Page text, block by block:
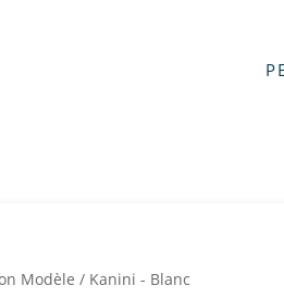
Modèle / Kanini - Blanc